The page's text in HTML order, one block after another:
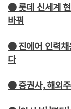
● 롯데 신세계
바꿔
● 진에어 인력채
다
● 증권사, 해외